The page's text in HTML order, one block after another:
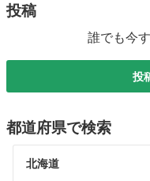
投稿
誰でも今
投
都道府県で検索
北海道